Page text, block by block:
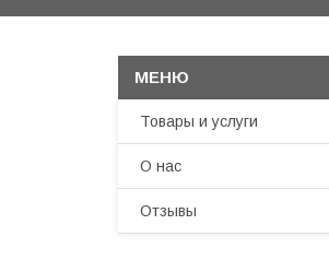
Товары и услуги
О нас
Отзывы